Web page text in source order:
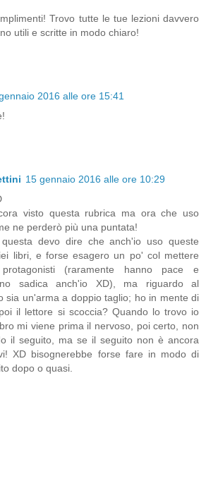
Trovo tutte le tue lezioni davvero
utili e scritte in modo chiaro!
2016 alle ore 15:41
15 gennaio 2016 alle ore 10:29
visto questa rubrica ma ora che uso
ne perderò più una puntata!
devo dire che anch'io uso queste
libri, e forse esagero un po' col mettere
(raramente hanno pace e
sadica anch'io XD), ma riguardo al
sia un'arma a doppio taglio; ho in mente di
il lettore si scoccia? Quando lo trovo io
mi viene prima il nervoso, poi certo, non
il seguito, ma se il seguito non è ancora
XD bisognerebbe forse fare in modo di
dopo o quasi.